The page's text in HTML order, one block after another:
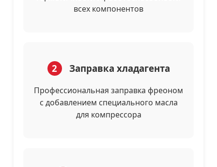
всех компонентов
2 Заправка хладагента
Профессиональная заправка фреоном
с добавлением специального масла
для компрессора